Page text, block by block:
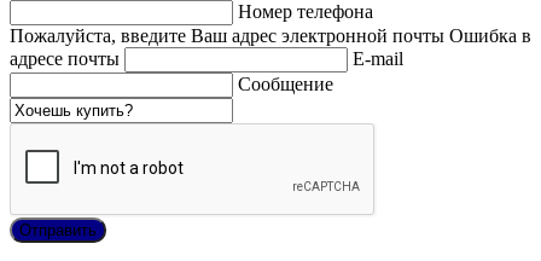
Номер телефона
Пожалуйста, введите Ваш адрес электронной почты Ошибка в
адресе почты
E-mail
Сообщение